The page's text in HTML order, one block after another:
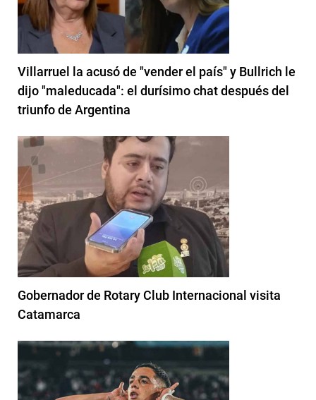
Villarruel la acusó de "vender el país" y Bullrich le
dijo "maleducada": el durísimo chat después del
triunfo de Argentina
Gobernador de Rotary Club Internacional visita
Catamarca